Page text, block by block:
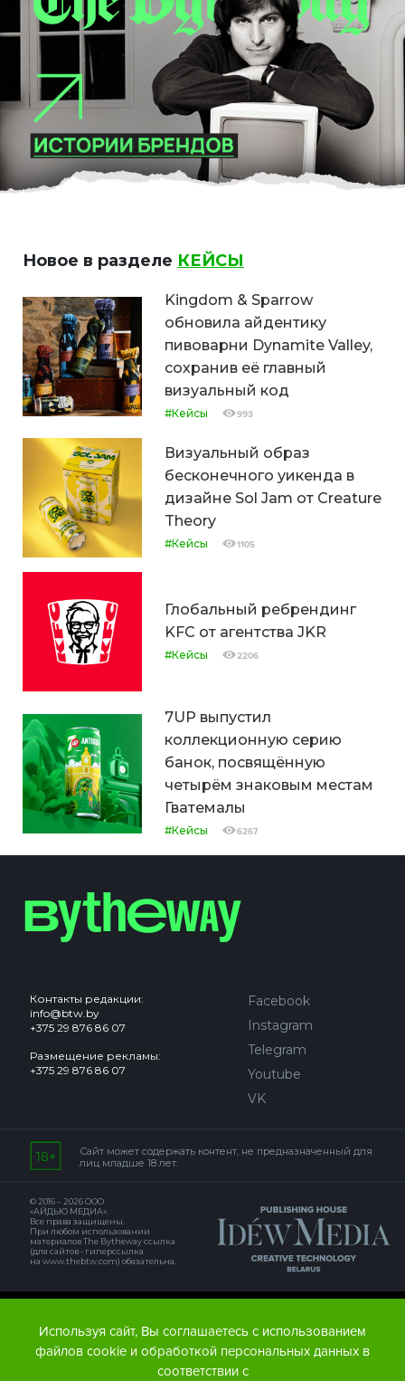
Новое в разделе КЕЙСЫ
Kingdom & Sparrow
обновила айдентику
пивоварни Dynamite Valley,
сохранив её главный
визуальный код
#Кейсы 993
Визуальный образ
бесконечного уикенда в
дизайне Sol Jam от Creature
Theory
#Кейсы 1105
Глобальный ребрендинг
KFC от агентства JKR
#Кейсы 2206
7UP выпустил
коллекционную серию
банок, посвящённую
четырём знаковым местам
Гватемалы
#Кейсы 6267
Контакты редакции:
info@btw.by
+375 29 876 86 07
Размещение рекламы:
+375 29 876 86 07
Facebook
Instagram
Telegram
Youtube
VK
Сайт может содержать контент, не предназначенный для
лиц младше 18 лет.
© 2016 – 2026 ООО
«АЙДЬЮ МЕДИА».
Все права защищены.
При любом использовании
материалов The Bytheway ссылка
(для сайтов - гиперссылка
на www.thebtw.com) обязательна.
Используя сайт, Вы соглашаетесь с использованием
файлов cookie и обработкой персональных данных в
соответствии с